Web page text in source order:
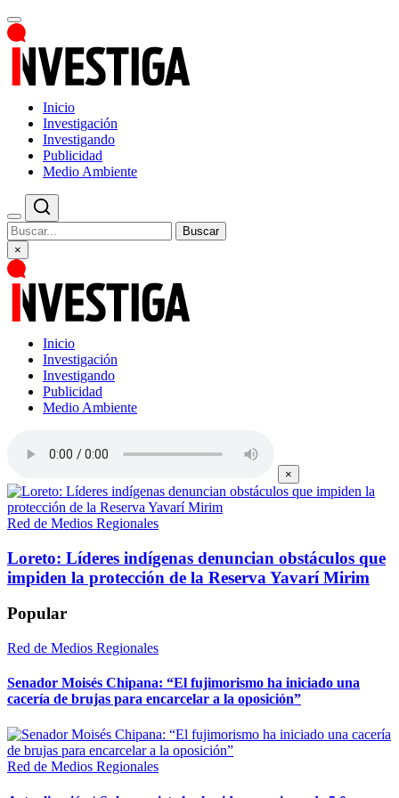
Inicio
Investigación
Investigando
Publicidad
Medio Ambiente
Buscar
×
Inicio
Investigación
Investigando
Publicidad
Medio Ambiente
×
Red de Medios Regionales
Loreto: Líderes indígenas denuncian obstáculos que
impiden la protección de la Reserva Yavarí Mirim
Popular
Red de Medios Regionales
Senador Moisés Chipana: “El fujimorismo ha iniciado una
cacería de brujas para encarcelar a la oposición”
Red de Medios Regionales